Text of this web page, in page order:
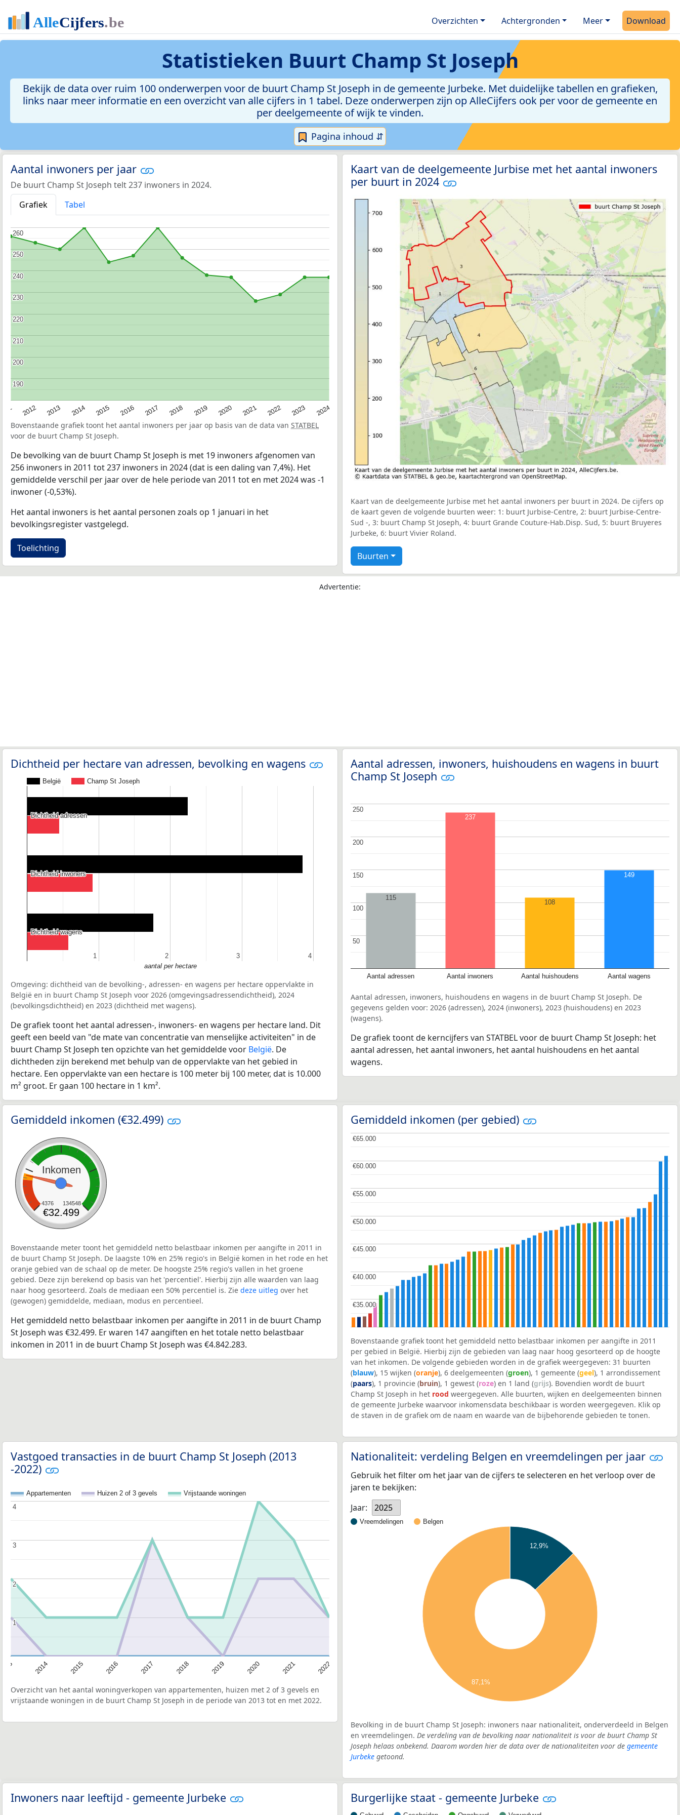
Overzichten Achtergronden Meer Download
Statistieken Buurt Champ St Joseph
Bekijk de data over ruim 100 onderwerpen voor de buurt Champ St Joseph in de gemeente Jurbeke. Met duidelijke tabellen en grafieken,
links naar meer informatie en een overzicht van alle cijfers in 1 tabel. Deze onderwerpen zijn op AlleCijfers ook per voor de gemeente en
per deelgemeente of wijk te vinden.
Pagina inhoud ⇵
Aantal inwoners per jaar
De buurt Champ St Joseph telt 237 inwoners in 2024.
Grafiek
Tabel
2012 2013 2014 2015 2016 2017 2018 2019 2020 2021 2022 2023 2024
190
190
200
200
210
210
220
220
230
230
240
240
250
250
260
260
Bovenstaande grafiek toont het aantal inwoners per jaar op basis van de data van STATBEL
voor de buurt Champ St Joseph.
De bevolking van de buurt Champ St Joseph is met 19 inwoners afgenomen van
256 inwoners in 2011 tot 237 inwoners in 2024 (dat is een daling van 7,4%). Het
gemiddelde verschil per jaar over de hele periode van 2011 tot en met 2024 was -1
inwoner (-0,53%).
Het aantal inwoners is het aantal personen zoals op 1 januari in het
bevolkingsregister vastgelegd.
Toelichting
Kaart van de deelgemeente Jurbise met het aantal inwoners
per buurt in 2024
Kaart van de deelgemeente Jurbise met het aantal inwoners per buurt in 2024. De cijfers op
de kaart geven de volgende buurten weer: 1: buurt Jurbise-Centre, 2: buurt Jurbise-Centre-
Sud -, 3: buurt Champ St Joseph, 4: buurt Grande Couture-Hab.Disp. Sud, 5: buurt Bruyeres
Jurbeke, 6: buurt Vivier Roland.
Buurten
Advertentie:
Dichtheid per hectare van adressen, bevolking en wagens
België Champ St Joseph
1
1 2
2 3
3 4
4
Dichtheid adressen
Dichtheid adressen
Dichtheid inwoners
Dichtheid inwoners
Dichtheid wagens
Dichtheid wagens
aantal per hectare
Omgeving: dichtheid van de bevolking-, adressen- en wagens per hectare oppervlakte in
België en in buurt Champ St Joseph voor 2026 (omgevingsadressendichtheid), 2024
(bevolkingsdichtheid) en 2023 (dichtheid met wagens).
De grafiek toont het aantal adressen-, inwoners- en wagens per hectare land. Dit
geeft een beeld van "de mate van concentratie van menselijke activiteiten" in de
buurt Champ St Joseph ten opzichte van het gemiddelde voor België. De
dichtheden zijn berekend met behulp van de oppervlakte van het gebied in
hectare. Een oppervlakte van een hectare is 100 meter bij 100 meter, dat is 10.000
m² groot. Er gaan 100 hectare in 1 km².
Aantal adressen, inwoners, huishoudens en wagens in buurt
Champ St Joseph
Aantal adressen Aantal inwoners Aantal huishoudens Aantal wagens
50
50
100
100
150
150
200
200
250
250
115
237
108
149
Aantal adressen, inwoners, huishoudens en wagens in de buurt Champ St Joseph. De
gegevens gelden voor: 2026 (adressen), 2024 (inwoners), 2023 (huishoudens) en 2023
(wagens).
De grafiek toont de kerncijfers van STATBEL voor de buurt Champ St Joseph: het
aantal adressen, het aantal inwoners, het aantal huishoudens en het aantal
wagens.
Gemiddeld inkomen (€32.499)
Inkomen
4376 134548
€32.499
Bovenstaande meter toont het gemiddeld netto belastbaar inkomen per aangifte in 2011 in
de buurt Champ St Joseph. De laagste 10% en 25% regio's in België komen in het rode en het
oranje gebied van de schaal op de meter. De hoogste 25% regio's vallen in het groene
gebied. Deze zijn berekend op basis van het 'percentiel'. Hierbij zijn alle waarden van laag
naar hoog gesorteerd. Zoals de mediaan een 50% percentiel is. Zie deze uitleg over het
(gewogen) gemiddelde, mediaan, modus en percentieel.
Het gemiddeld netto belastbaar inkomen per aangifte in 2011 in de buurt Champ
St Joseph was €32.499. Er waren 147 aangiften en het totale netto belastbaar
inkomen in 2011 in de buurt Champ St Joseph was €4.842.283.
Gemiddeld inkomen (per gebied)
€35.000
€35.000
€40.000
€40.000
€45.000
€45.000
€50.000
€50.000
€55.000
€55.000
€60.000
€60.000
€65.000
€65.000
Bovenstaande grafiek toont het gemiddeld netto belastbaar inkomen per aangifte in 2011
per gebied in België. Hierbij zijn de gebieden van laag naar hoog gesorteerd op de hoogte
van het inkomen. De volgende gebieden worden in de grafiek weergegeven: 31 buurten
(blauw), 15 wijken (oranje), 6 deelgemeenten (groen), 1 gemeente (geel), 1 arrondissement
(paars), 1 provincie (bruin), 1 gewest (roze) en 1 land (grijs). Bovendien wordt de buurt
Champ St Joseph in het rood weergegeven. Alle buurten, wijken en deelgemeenten binnen
de gemeente Jurbeke waarvoor inkomensdata beschikbaar is worden weergegeven. Klik op
de staven in de grafiek om de naam en waarde van de bijbehorende gebieden te tonen.
Vastgoed transacties in de buurt Champ St Joseph (2013
-2022)
Appartementen Huizen 2 of 3 gevels Vrijstaande woningen
2014 2015 2016 2017 2018 2019 2020 2021 2022
1
1
2
2
3
3
4
4
Overzicht van het aantal woningverkopen van appartementen, huizen met 2 of 3 gevels en
vrijstaande woningen in de buurt Champ St Joseph in de periode van 2013 tot en met 2022.
Nationaliteit: verdeling Belgen en vreemdelingen per jaar
Gebruik het filter om het jaar van de cijfers te selecteren en het verloop over de
jaren te bekijken:
Jaar:
2025
Vreemdelingen Belgen
12,9%
87,1%
Bevolking in de buurt Champ St Joseph: inwoners naar nationaliteit, onderverdeeld in Belgen
en vreemdelingen. De verdeling van de bevolking naar nationaliteit is voor de buurt Champ St
Joseph helaas onbekend. Daarom worden hier de data over de nationaliteiten voor de gemeente
Jurbeke getoond.
Inwoners naar leeftijd - gemeente Jurbeke Burgerlijke staat - gemeente Jurbeke